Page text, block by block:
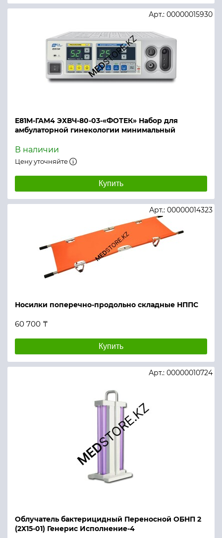
Е81М-ГАМ4 ЭХВЧ-80-03-«ФОТЕК» Набор для
амбулаторной гинекологии минимальный
Арт.: 00000015930
В наличии
Цену уточняйте
Купить
Носилки поперечно-продольно складные НППС
Арт.: 00000014323
60 700 ₸
Купить
Облучатель бактерицидный Переносной ОБНП 2
(2Х15-01) Генерис Исполнение-4
Арт.: 00000010724